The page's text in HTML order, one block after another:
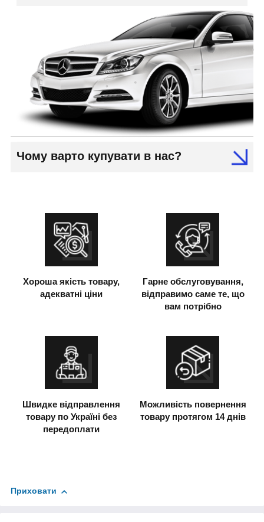
Чому варто купувати в нас?
Хороша якість товару,
адекватні ціни
Гарне обслуговування,
відправимо саме те, що
вам потрібно
Швидке відправлення
товару по Україні без
передоплати
Можливість повернення
товару протягом 14 днів
Приховати